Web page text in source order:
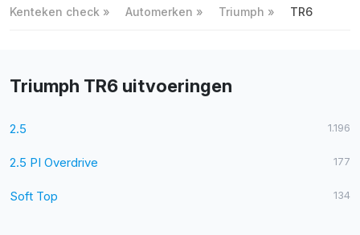
Kenteken check Automerken Triumph TR6
Triumph TR6 uitvoeringen
2.5 1.196
2.5 PI Overdrive 177
Soft Top 134